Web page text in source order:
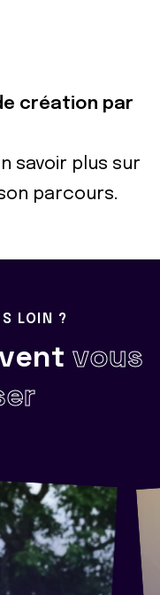
création par
savoir plus sur
parcours.
LOIN ?
vous